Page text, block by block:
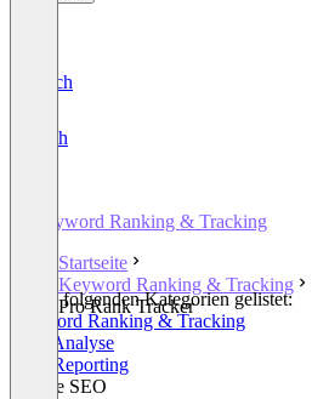
Deutsch
English
Keyword Ranking & Tracking
Startseite
Keyword Ranking & Tracking
Pro Rank Tracker
In den folgenden Kategorien gelistet:
Keyword Ranking & Tracking
SEO Analyse
SEO Reporting
Mobile SEO